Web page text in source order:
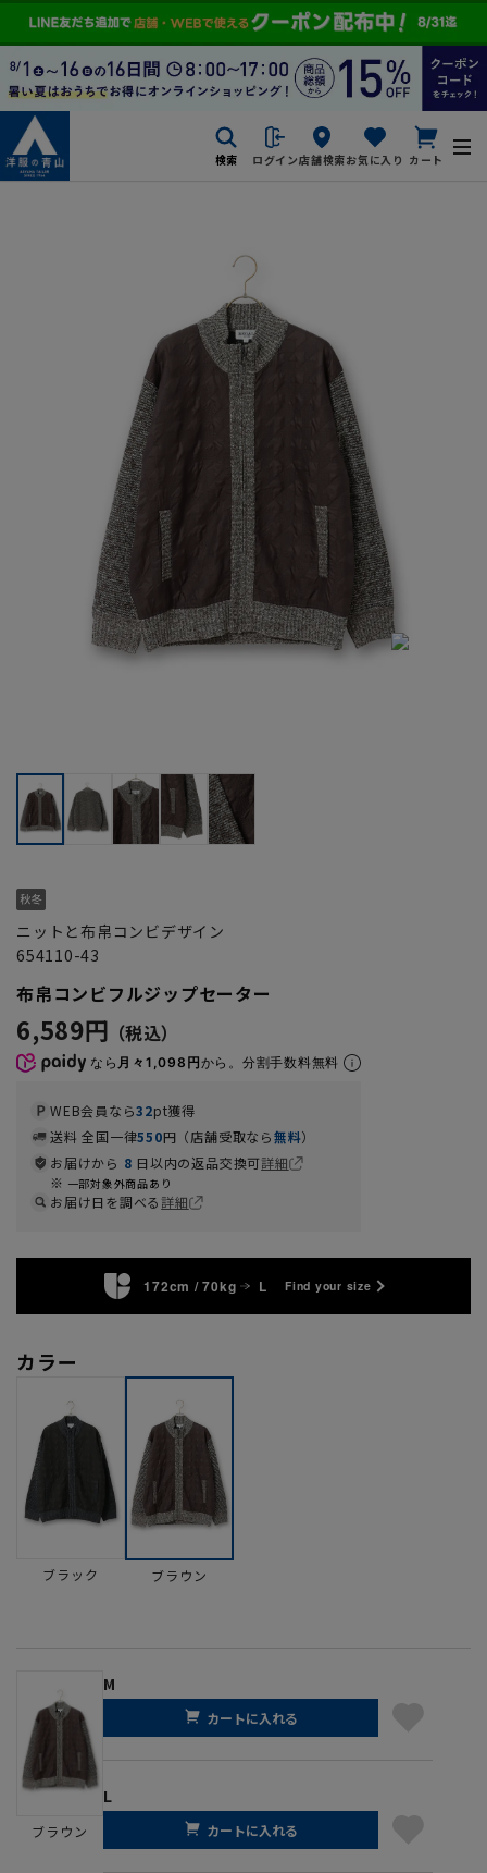
検索 ログイン店舗検索お気に入り カート
ニットと布帛コンビデザイン
654110-43
布帛コンビフルジップセーター
6,589円
なら 月々1,098円から。分割手数料無料
WEB会員なら32pt獲得
送料 全国一律550円（店舗受取なら無料）
お届けから 8 日以内の返品交換可詳細
一部対象外商品あり
お届け日を調べる詳細
172cm / 70kg L Find your size
カラー
ブラック ブラウン
ブラウン
M
カートに入れる
L
カートに入れる